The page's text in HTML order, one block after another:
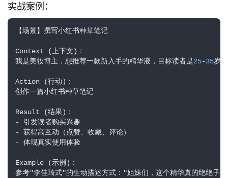
工
航
联
实战案例：
【场景】撰写小红书种草笔记
Context (上下文)：
我是美妆博主，想推荐一款新入手的精华液，目标读者是25-35岁
Action (行动)：
创作一篇小红书种草笔记
Result (结果)：
- 引发读者购买兴趣
- 获得高互动（点赞、收藏、评论）
- 体现真实使用体验
Example (示例)：
参考"李佳琦式"的生动描述方式："姐妹们，这个精华真的绝绝子